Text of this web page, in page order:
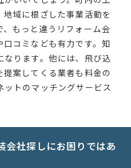
域に根ざした事業活動を
もっと違うリフォーム会
コミなども有力です。知
なります。他には、飛び込
案してくる業者も料金の
トのマッチングサービス
会社探しにお困りではあ